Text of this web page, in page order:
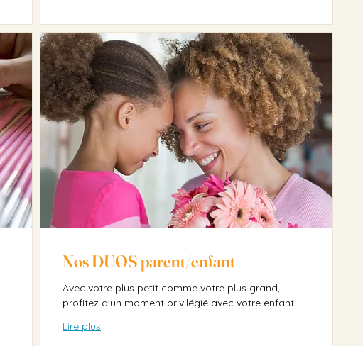
Nos DUOS parent/enfant
Avec votre plus petit comme votre plus grand,
profitez d'un moment privilégié avec votre enfant
Lire plus